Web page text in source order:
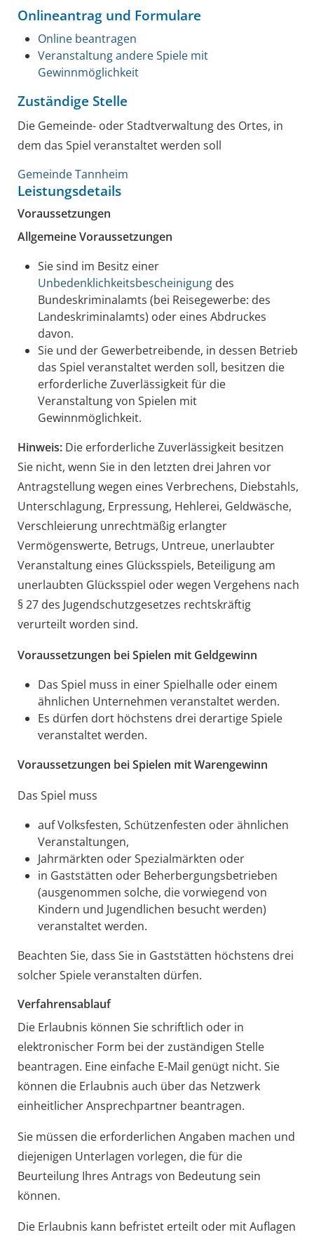
Onlineantrag und Formulare
Online beantragen
Veranstaltung andere Spiele mit
Gewinnmöglichkeit
Zuständige Stelle
Die Gemeinde- oder Stadtverwaltung des Ortes, in
dem das Spiel veranstaltet werden soll
Gemeinde Tannheim
Leistungsdetails
Voraussetzungen
Allgemeine Voraussetzungen
Sie sind im Besitz einer
Unbedenklichkeitsbescheinigungdes
Bundeskriminalamts (bei Reisegewerbe: des
Landeskriminalamts) oder eines Abdruckes
davon.
Sie und der Gewerbetreibende, in dessen Betrieb
das Spiel veranstaltet werden soll, besitzen die
erforderliche Zuverlässigkeit für die
Veranstaltung von Spielen mit
Gewinnmöglichkeit.
Hinweis:Die erforderliche Zuverlässigkeit besitzen
Sie nicht, wenn Sie in den letzten drei Jahren vor
Antragstellung wegen eines Verbrechens, Diebstahls,
Unterschlagung, Erpressung, Hehlerei, Geldwäsche,
Verschleierung unrechtmäßig erlangter
Vermögenswerte, Betrugs, Untreue, unerlaubter
Veranstaltung eines Glücksspiels, Beteiligung am
unerlaubten Glücksspiel oder wegen Vergehens nach
§ 27 des Jugendschutzgesetzes rechtskräftig
verurteilt worden sind.
Voraussetzungen bei Spielen mit Geldgewinn
Das Spiel muss in einer Spielhalle oder einem
ähnlichen Unternehmen veranstaltet werden.
Es dürfen dort höchstens drei derartige Spiele
veranstaltet werden.
Voraussetzungen bei Spielen mit Warengewinn
Das Spiel muss
auf Volksfesten, Schützenfesten oder ähnlichen
Veranstaltungen,
Jahrmärkten oder Spezialmärkten oder
in Gaststätten oder Beherbergungsbetrieben
(ausgenommen solche, die vorwiegend von
Kindern und Jugendlichen besucht werden)
veranstaltet werden.
Beachten Sie, dass Sie in Gaststätten höchstens drei
solcher Spiele veranstalten dürfen.
Verfahrensablauf
Die Erlaubnis können Sie schriftlich oder in
elektronischer Form bei der zuständigen Stelle
beantragen. Eine einfache E-Mail genügt nicht. Sie
können die Erlaubnis auch über das Netzwerk
einheitlicher Ansprechpartner beantragen.
Sie müssen die erforderlichen Angaben machen und
diejenigen Unterlagen vorlegen, die für die
Beurteilung Ihres Antrags von Bedeutung sein
können.
Die Erlaubnis kann befristet erteilt oder mit Auflagen